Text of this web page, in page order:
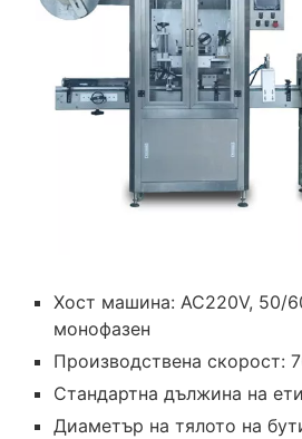
Хост машина: AC220V, 50/
монофазен
Производствена скорост:
Стандартна дължина на
Диаметър на тялото на